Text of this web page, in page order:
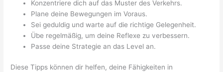
Konzentriere dich auf das Muster des Verkehrs.
Plane deine Bewegungen im Voraus.
Sei geduldig und warte auf die richtige Gelegenheit.
Übe regelmäßig, um deine Reflexe zu verbessern.
Passe deine Strategie an das Level an.
Diese Tipps können dir helfen, deine Fähigkeiten in